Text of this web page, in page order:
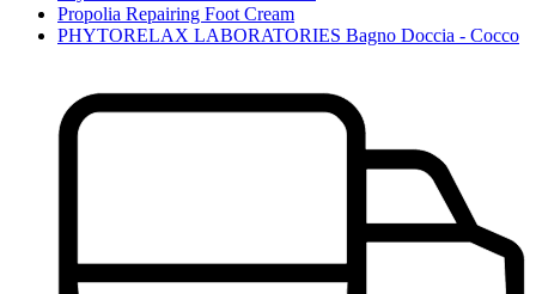
Propolia Repairing Foot Cream
PHYTORELAX LABORATORIES Bagno Doccia - Cocco